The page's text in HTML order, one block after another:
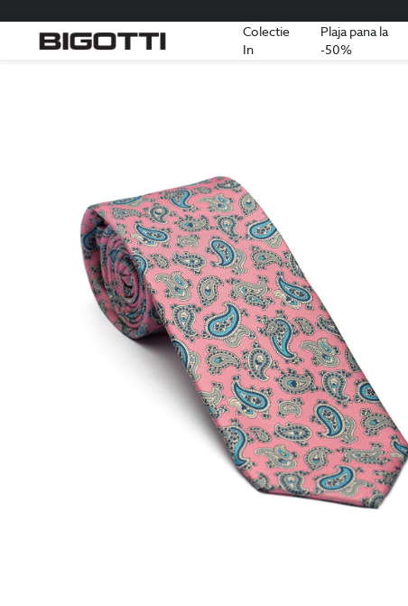
Colectie
In
Plaja pana la
-50%